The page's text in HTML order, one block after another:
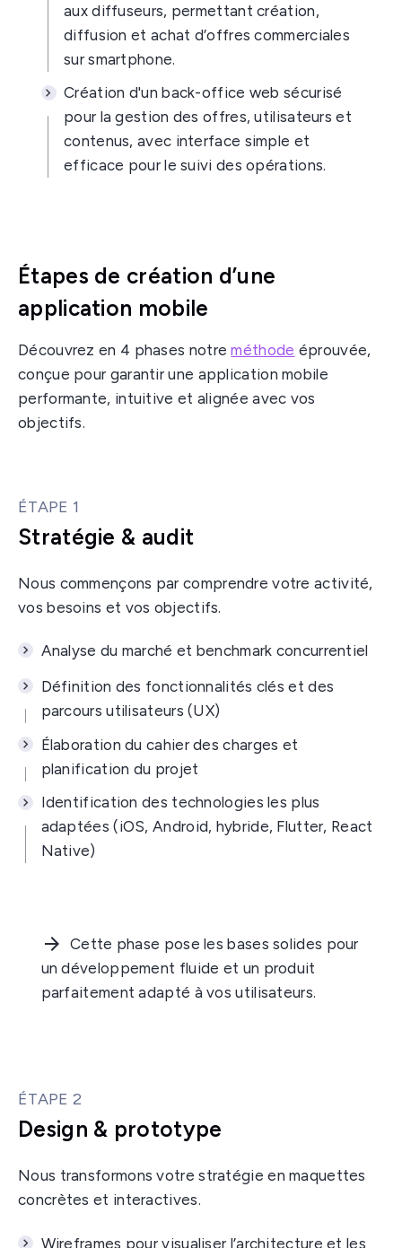
aux diffuseurs, permettant création,
diffusion et achat d’offres commerciales
sur smartphone.
Création d'un back-office web sécurisé
pour la gestion des offres, utilisateurs et
contenus, avec interface simple et
efficace pour le suivi des opérations.
Étapes de création d’une
application mobile
Découvrez en 4 phases notreméthode éprouvée,
conçue pour garantir une application mobile
performante, intuitive et alignée avec vos
objectifs.
ÉTAPE 1
Stratégie & audit
Nous commençons par comprendre votre activité,
vos besoins et vos objectifs.
Analyse du marché et benchmark concurrentiel
Définition des fonctionnalités clés et des
parcours utilisateurs (UX)
Élaboration du cahier des charges et
planification du projet
Identification des technologies les plus
adaptées (iOS, Android, hybride, Flutter, React
Native)
Cette phase pose les bases solides pour
un développement fluide et un produit
parfaitement adapté à vos utilisateurs.
ÉTAPE 2
Design & prototype
Nous transformons votre stratégie en maquettes
concrètes et interactives.
Wireframes pour visualiser l’architecture et les